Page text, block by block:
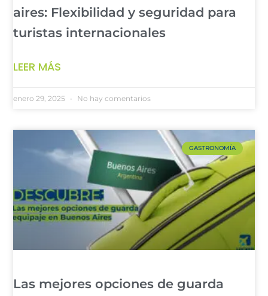
aires: Flexibilidad y seguridad para
turistas internacionales
LEER MÁS
enero 29, 2025 No hay comentarios
GASTRONOMÍA
Las mejores opciones de guarda